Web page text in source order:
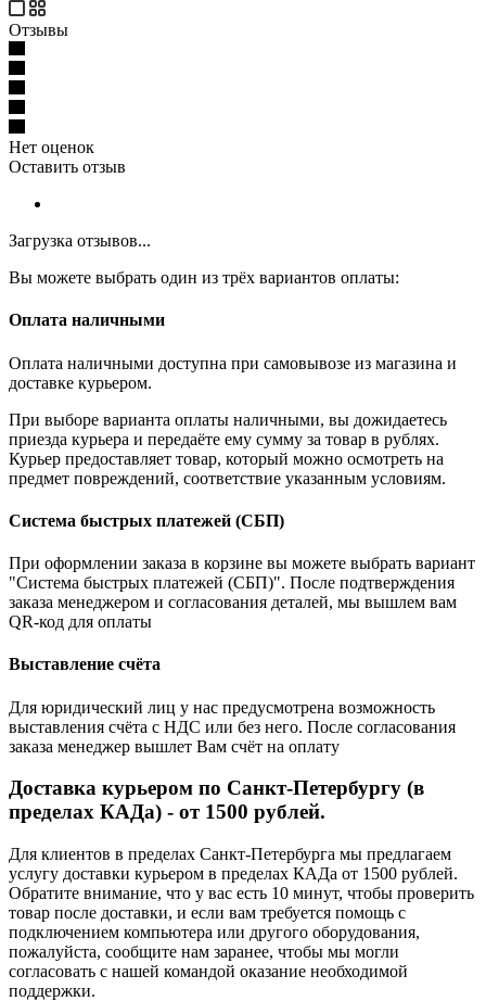
Отзывы
Нет оценок
Оставить отзыв
Загрузка отзывов...
Вы можете выбрать один из трёх вариантов оплаты:
Оплата наличными
Оплата наличными доступна при самовывозе из магазина и
доставке курьером.
При выборе варианта оплаты наличными, вы дожидаетесь
приезда курьера и передаёте ему сумму за товар в рублях.
Курьер предоставляет товар, который можно осмотреть на
предмет повреждений, соответствие указанным условиям.
Система быстрых платежей (СБП)
При оформлении заказа в корзине вы можете выбрать вариант
"Система быстрых платежей (СБП)". После подтверждения
заказа менеджером и согласования деталей, мы вышлем вам
QR-код для оплаты
Выставление счёта
Для юридический лиц у нас предусмотрена возможность
выставления счёта с НДС или без него. После согласования
заказа менеджер вышлет Вам счёт на оплату
Доставка курьером по Санкт-Петербургу (в
пределах КАДа) - от 1500 рублей.
Для клиентов в пределах Санкт-Петербурга мы предлагаем
услугу доставки курьером в пределах КАДа от 1500 рублей.
Обратите внимание, что у вас есть 10 минут, чтобы проверить
товар после доставки, и если вам требуется помощь с
подключением компьютера или другого оборудования,
пожалуйста, сообщите нам заранее, чтобы мы могли
согласовать с нашей командой оказание необходимой
поддержки.